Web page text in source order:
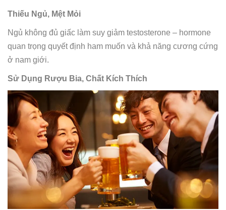
Thiếu Ngủ, Mệt Mỏi
Ngủ không đủ giấc làm suy giảm testosterone – hormone
quan trọng quyết định ham muốn và khả năng cương cứng
ở nam giới.
Sử Dụng Rượu Bia, Chất Kích Thích